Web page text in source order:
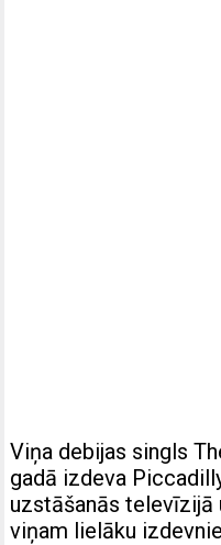
Viņa debijas singls
gadā izdeva
uzstāšanās televīzijā
viņam lielāku